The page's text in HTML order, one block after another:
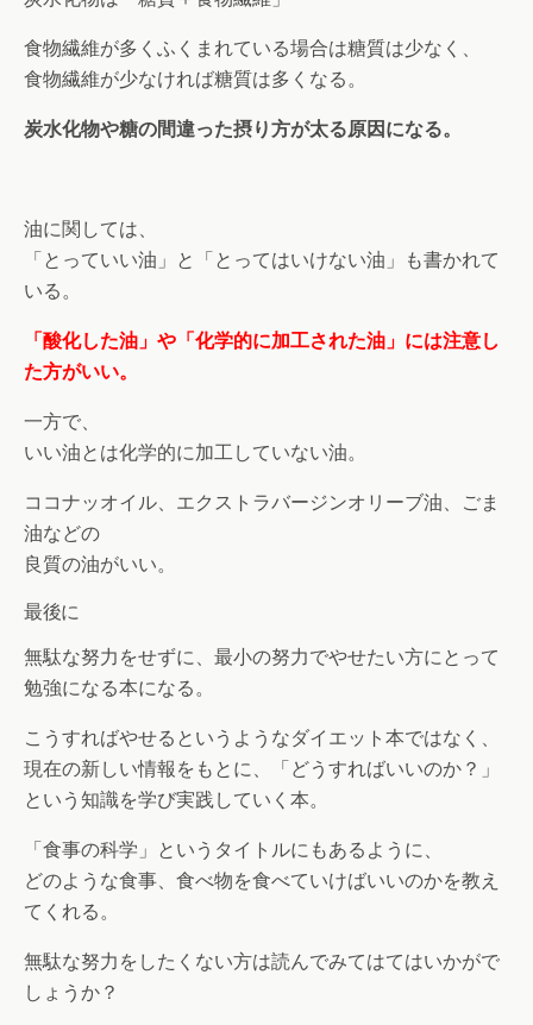
食物繊維が多くふくまれている場合は糖質は少なく、
食物繊維が少なければ糖質は多くなる。
炭水化物や糖の間違った摂り方が太る原因になる。
油に関しては、
「とっていい油」と「とってはいけない油」も書かれて
いる。
「酸化した油」や「化学的に加工された油」には注意し
た方がいい。
一方で、
いい油とは化学的に加工していない油。
ココナッオイル、エクストラバージンオリーブ油、ごま
油などの
良質の油がいい。
最後に
無駄な努力をせずに、最小の努力でやせたい方にとって
勉強になる本になる。
こうすればやせるというようなダイエット本ではなく、
現在の新しい情報をもとに、「どうすればいいのか？」
という知識を学び実践していく本。
「食事の科学」というタイトルにもあるように、
どのような食事、食べ物を食べていけばいいのかを教え
てくれる。
無駄な努力をしたくない方は読んでみてはてはいかがで
しょうか？